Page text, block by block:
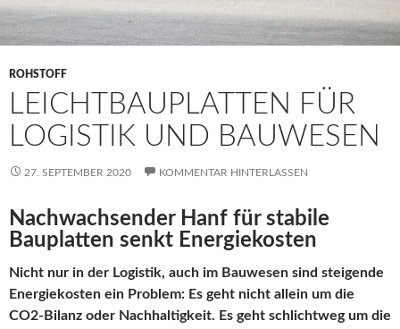
ROHSTOFF
LEICHTBAUPLATTEN FÜR
LOGISTIK UND BAUWESEN
27. SEPTEMBER 2020 KOMMENTAR HINTERLASSEN
Nachwachsender Hanf für stabile
Bauplatten senkt Energiekosten
Nicht nur in der Logistik, auch im Bauwesen sind steigende
Energiekosten ein Problem: Es geht nicht allein um die
CO2-Bilanz oder Nachhaltigkeit. Es geht schlichtweg um die